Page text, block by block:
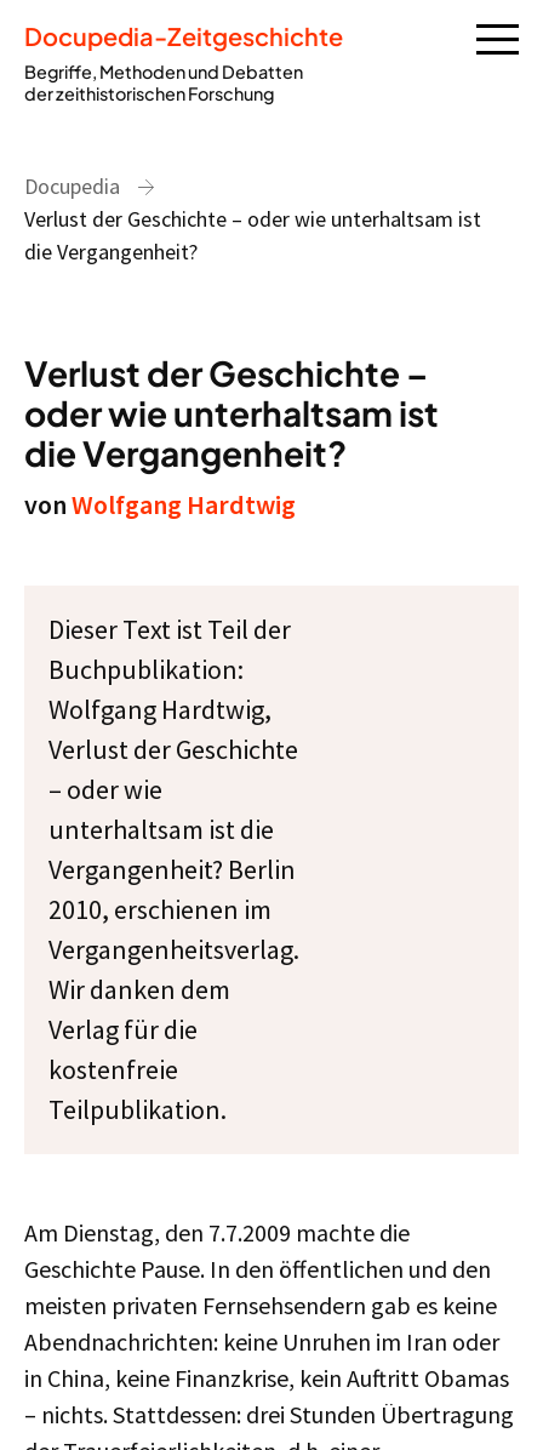
Docupedia-Zeitgeschichte
Begriffe, Methoden und Debatten
der zeithistorischen Forschung
Docupedia
Verlust der Geschichte – oder wie unterhaltsam ist
die Vergangenheit?
Verlust der Geschichte –
oder wie unterhaltsam ist
die Vergangenheit?
vonWolfgang Hardtwig
Dieser Text ist Teil der
Buchpublikation:
Wolfgang Hardtwig,
Verlust der Geschichte
– oder wie
unterhaltsam ist die
Vergangenheit? Berlin
2010, erschienen im
Vergangenheitsverlag.
Wir danken dem
Verlag für die
kostenfreie
Teilpublikation.
Am Dienstag, den 7.7.2009 machte die
Geschichte Pause. In den öffentlichen und den
meisten privaten Fernsehsendern gab es keine
Abendnachrichten: keine Unruhen im Iran oder
in China, keine Finanzkrise, kein Auftritt Obamas
– nichts. Stattdessen: drei Stunden Übertragung